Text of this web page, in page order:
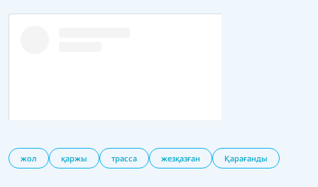
жол қаржы трасса жезқазған Қарағанды